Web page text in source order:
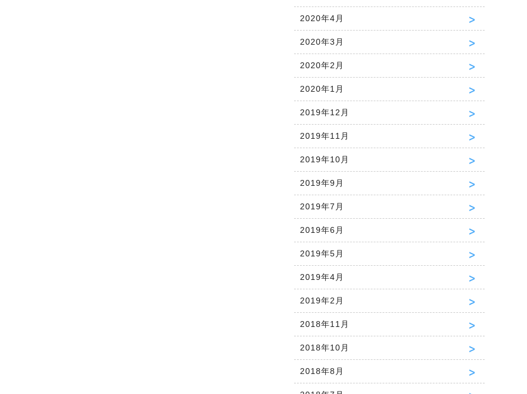
2020年4月
2020年3月
2020年2月
2020年1月
2019年12月
2019年11月
2019年10月
2019年9月
2019年7月
2019年6月
2019年5月
2019年4月
2019年2月
2018年11月
2018年10月
2018年8月